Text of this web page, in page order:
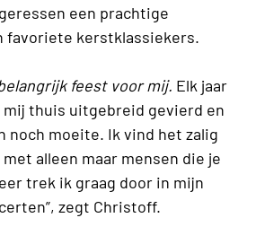
een prachtige
favoriete kerstklassiekers.
feest voor mij. Elk jaar
thuis uitgebreid gevierd en
noch moeite. Ik vind het zalig
alleen maar mensen die je
trek ik graag door in mijn
zegt Christoff.